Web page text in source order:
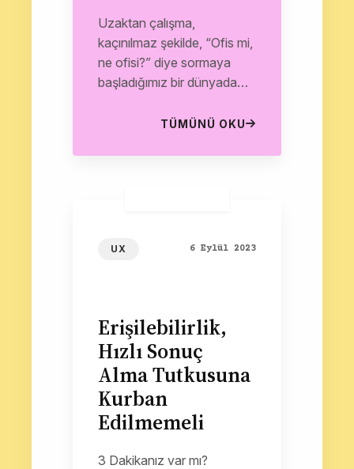
Uzaktan çalışma,
kaçınılmaz şekilde, “Ofis mi,
ne ofisi?” diye sormaya
başladığımız bir dünyada
Ancak bu modern iş...
TÜMÜNÜ OKU
UX 6 Eylül 2023
Erişilebilirlik,
Hızlı Sonuç
Alma Tutkusuna
Kurban
Edilmemeli
3 Dakikanız var mı?